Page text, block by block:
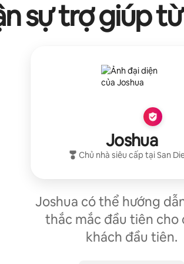
sự trợ giúp
Joshua
Chủ nhà siêu cấp tạiSan
Joshua có thể hướng
thắc mắc đầu tiên cho
khách đầu tiên.